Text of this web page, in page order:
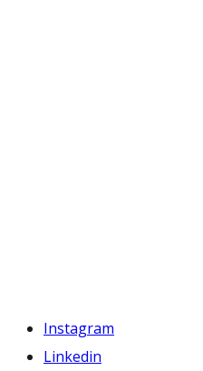
Instagram
Linkedin